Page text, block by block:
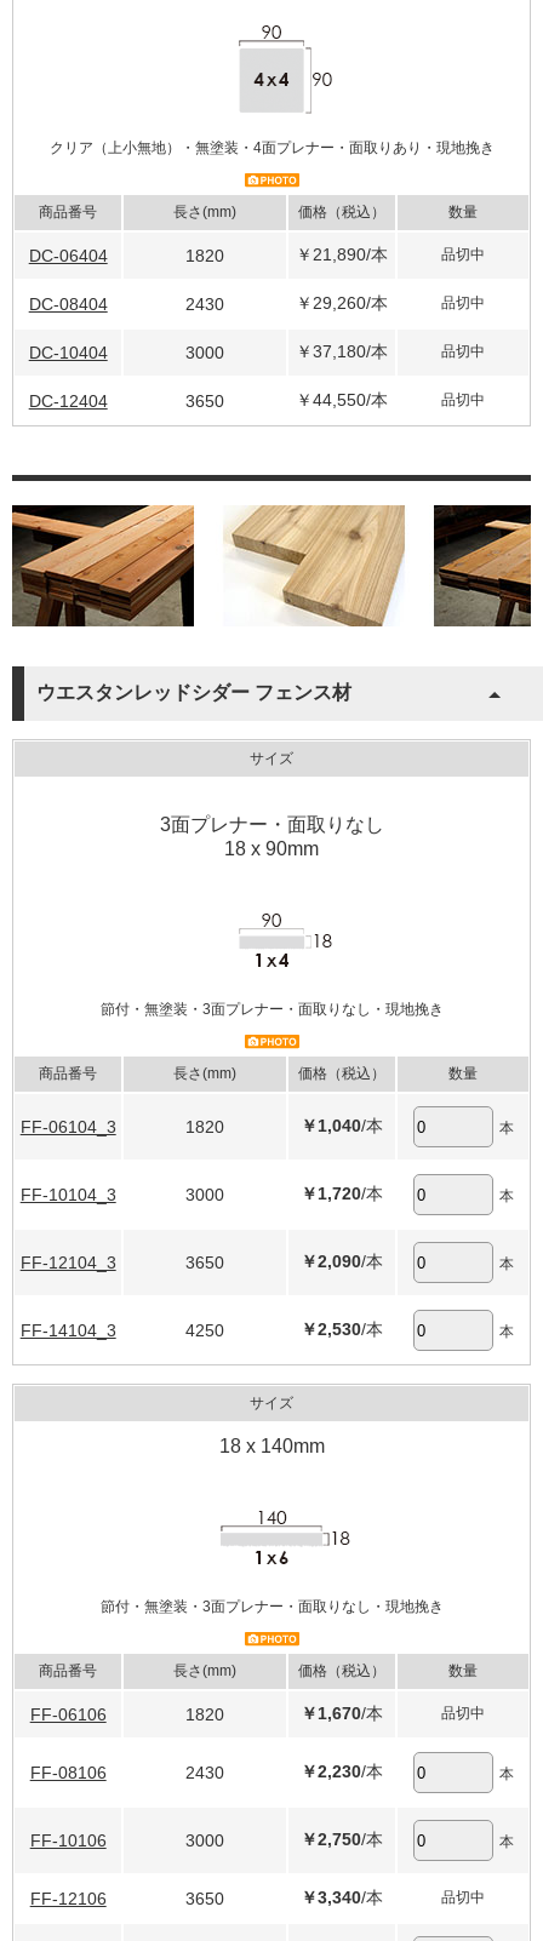
クリア（上小無地）・無塗装・4面プレナー・面取りあり・現地挽き
商品番号 長さ(mm) 価格（税込） 数量
DC-06404 1820 ￥21,890/本 品切中
DC-08404 2430 ￥29,260/本 品切中
DC-10404 3000 ￥37,180/本 品切中
DC-12404 3650 ￥44,550/本 品切中
ウエスタンレッドシダー フェンス材
サイズ
3面プレナー・面取りなし
18 x 90mm
節付・無塗装・3面プレナー・面取りなし・現地挽き
商品番号 長さ(mm) 価格（税込） 数量
FF-06104_3 1820 ￥1,040/本 本
FF-10104_3 3000 ￥1,720/本 本
FF-12104_3 3650 ￥2,090/本 本
FF-14104_3 4250 ￥2,530/本 本
サイズ
18 x 140mm
節付・無塗装・3面プレナー・面取りなし・現地挽き
商品番号 長さ(mm) 価格（税込） 数量
FF-06106 1820 ￥1,670/本 品切中
FF-08106 2430 ￥2,230/本 本
FF-10106 3000 ￥2,750/本 本
FF-12106 3650 ￥3,340/本 品切中